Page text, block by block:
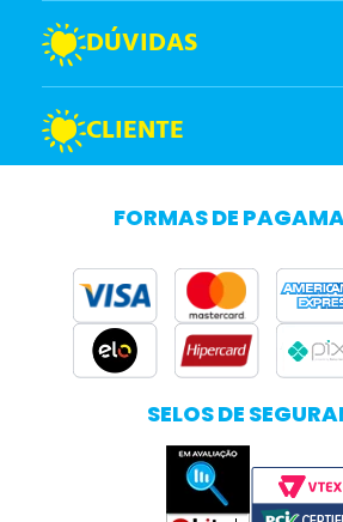
DÚVIDAS
CLIENTE
FORMAS DE
SELOS DE